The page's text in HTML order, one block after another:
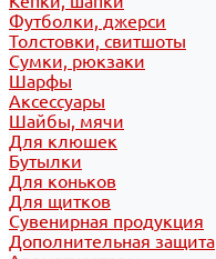
Футболки, джерси
Толстовки, свитшоты
Сумки, рюкзаки
Шарфы
Аксессуары
Шайбы, мячи
Для клюшек
Бутылки
Для коньков
Для щитков
Сувенирная продукция
Дополнительная защита